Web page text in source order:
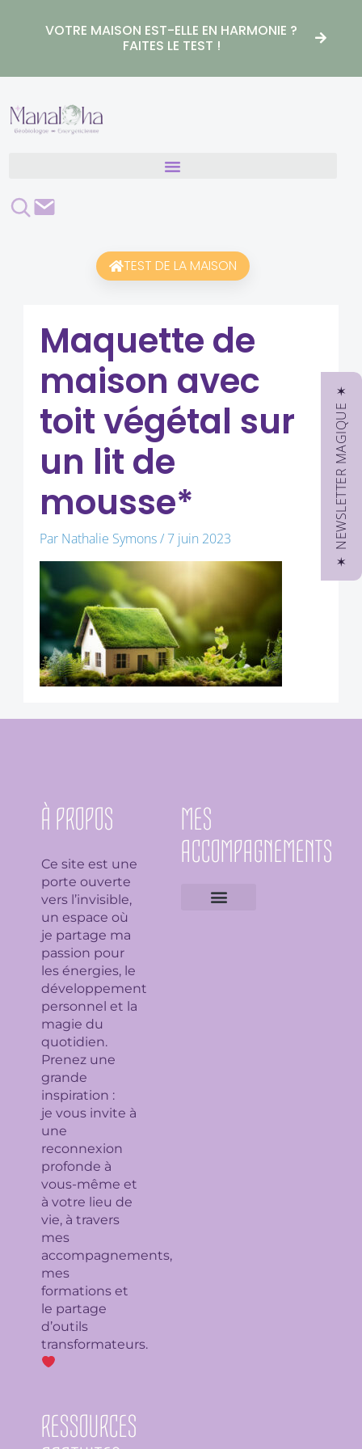
VOTRE MAISON EST-ELLE EN HARMONIE ?
FAITES LE TEST !
Rechercher
Contact
TEST DE LA MAISON
Maquette de
maison avec
toit végétal sur
un lit de
mousse*
Par Nathalie Symons/ 7 juin 2023 ✶ NEWSLETTER MAGIQUE ✶
À PROPOS
Ce site est une
porte ouverte
vers l’invisible,
un espace où
je partage ma
passion pour
les énergies, le
développement
personnel et la
magie du
quotidien.
Prenez une
grande
inspiration :
je vous invite à
une
reconnexion
profonde à
vous-même et
à votre lieu de
vie, à travers
mes
accompagnements,
mes
formations et
le partage
d’outils
transformateurs.
RESSOURCES
MES
ACCOMPAGNEMENTS